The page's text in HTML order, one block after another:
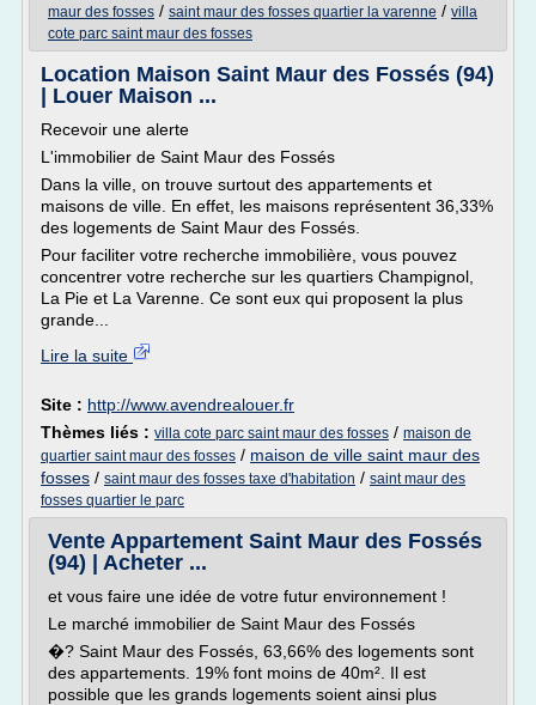
maur des fosses / saint maur des fosses quartier la varenne / villa
cote parc saint maur des fosses
Location Maison Saint Maur des Fossés (94)
| Louer Maison ...
Recevoir une alerte
L'immobilier de Saint Maur des Fossés
Dans la ville, on trouve surtout des appartements et
maisons de ville. En effet, les maisons représentent 36,33%
des logements de Saint Maur des Fossés.
Pour faciliter votre recherche immobilière, vous pouvez
concentrer votre recherche sur les quartiers Champignol,
La Pie et La Varenne. Ce sont eux qui proposent la plus
grande...
Lire la suite
Site : http://www.avendrealouer.fr
Thèmes liés : villa cote parc saint maur des fosses / maison de
quartier saint maur des fosses / maison de ville saint maur des
fosses / saint maur des fosses taxe d'habitation / saint maur des
fosses quartier le parc
Vente Appartement Saint Maur des Fossés
(94) | Acheter ...
et vous faire une idée de votre futur environnement !
Le marché immobilier de Saint Maur des Fossés
�? Saint Maur des Fossés, 63,66% des logements sont
des appartements. 19% font moins de 40m². Il est
possible que les grands logements soient ainsi plus